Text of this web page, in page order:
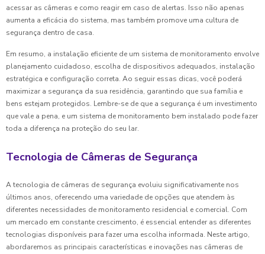
acessar as câmeras e como reagir em caso de alertas. Isso não apenas
aumenta a eficácia do sistema, mas também promove uma cultura de
segurança dentro de casa.
Em resumo, a instalação eficiente de um sistema de monitoramento envolve
planejamento cuidadoso, escolha de dispositivos adequados, instalação
estratégica e configuração correta. Ao seguir essas dicas, você poderá
maximizar a segurança da sua residência, garantindo que sua família e
bens estejam protegidos. Lembre-se de que a segurança é um investimento
que vale a pena, e um sistema de monitoramento bem instalado pode fazer
toda a diferença na proteção do seu lar.
Tecnologia de Câmeras de Segurança
A tecnologia de câmeras de segurança evoluiu significativamente nos
últimos anos, oferecendo uma variedade de opções que atendem às
diferentes necessidades de monitoramento residencial e comercial. Com
um mercado em constante crescimento, é essencial entender as diferentes
tecnologias disponíveis para fazer uma escolha informada. Neste artigo,
abordaremos as principais características e inovações nas câmeras de